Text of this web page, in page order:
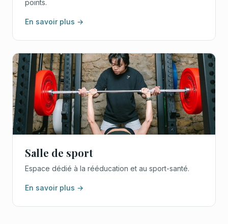
points.
En savoir plus →
Salle de sport
Espace dédié à la rééducation et au sport-santé.
En savoir plus →